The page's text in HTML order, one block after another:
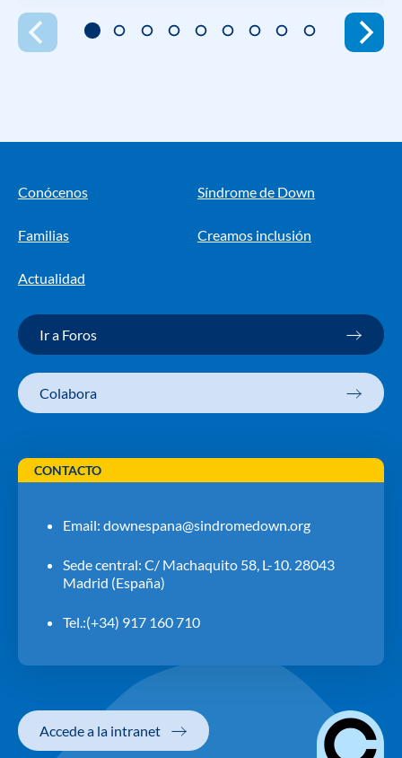
Conócenos Síndrome de Down
Familias Creamos inclusión
Actualidad
Ir a Foros
Colabora
CONTACTO
Email: downespana@sindromedown.org
Sede central: C/ Machaquito 58, L-10. 28043
Madrid (España)
Tel.:(+34) 917 160 710
Accede a la intranet